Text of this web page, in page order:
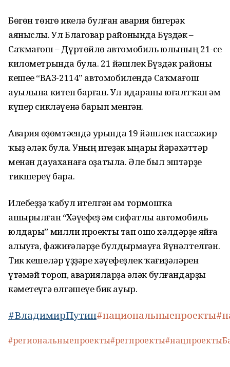
Бөгөн төнгө икелә булған авария бигерәк
аяныслы. Ул Благовар районында Бүздәк –
Саҡмағош – Дүртөйлө автомобиль юлының 21-се
километрында була. 21 йәшлек Бүздәк районы
кешеһе “ВАЗ-2114” автомобилендә Саҡмағош
ауылына китеп барған. Ул идараны юғалтҡан һәм
күпер сикләүенә барып менгән.
Авария һөҙөмтәһендә урында 19 йәшлек пассажир
ҡыҙ һәләк була. Уның игеҙәк һыңары йәрәхәттәр
менән дауаханаға оҙатыла. Әле был эштәрҙе
тикшереү бара.
Илебеҙҙә ҡабул ителгән һәм тормошҡа
ашырылған “Хәүефһеҙ һәм сифатлы автомобиль
юлдары” милли проекты тап ошо хәлдәрҙе яйға
һалыуға, фажиғәләрҙе булдырмауға йүнәлтелгән.
Тик кешеләр үҙҙәре хәүефһеҙлек ҡағиҙәләрен
үтәмәй тороп, аварияларҙа һәләк булғандарҙы
кәметеүгә өлгәшеүе бик ауыр.
#ВладимирПутин#национальныепроекты
#региональныепроекты#регпроекты